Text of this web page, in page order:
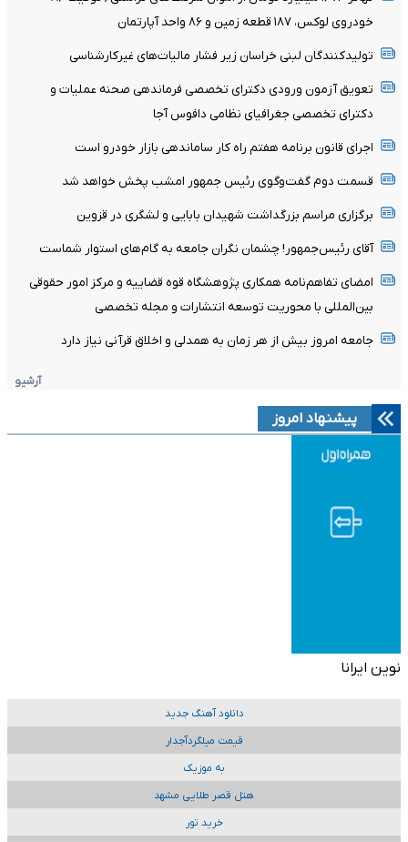
خودروی لوکس، ۱۸۷ قطعه زمین و ۸۶ واحد آپارتمان
تولیدکنندگان لبنی خراسان زیر فشار مالیات‌های غیرکارشناسی
تعویق آزمون ورودی دکترای تخصصی فرماندهی صحنه عملیات و
دکترای تخصصی جغرافیای نظامی دافوس آجا
اجرای قانون برنامه هفتم راه کار ساماندهی بازار خودرو است
قسمت دوم گفت‌وگوی رئیس جمهور امشب پخش خواهد شد
برگزاری مراسم بزرگداشت شهیدان بابایی و لشگری در قزوین
آقای رئیس‌جمهور! چشمان نگران جامعه به گام‌های استوار شماست
امضای تفاهم‌نامه همکاری پژوهشگاه قوه قضاییه و مرکز امور حقوقی
بین‌المللی با محوریت توسعه انتشارات و مجله تخصصی
جامعه امروز بیش از هر زمان به همدلی و اخلاق قرآنی نیاز دارد
آرشیو
پیشنهاد امروز
نوین ایرانا
دانلود آهنگ جدید
قیمت میلگردآجدار
به موزیک
هتل قصر طلایی مشهد
خرید تور